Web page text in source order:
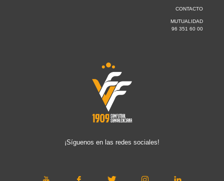
CONTACTO
MUTUALIDAD
96 351 60 00
¡Síguenos en las redes sociales!